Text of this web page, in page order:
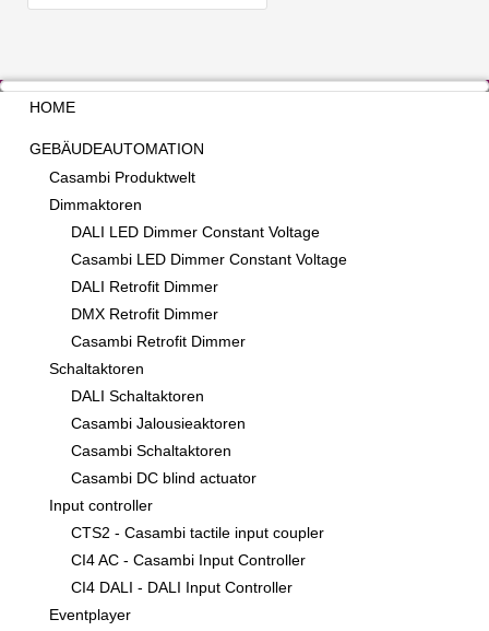
HOME
GEBÄUDEAUTOMATION
Casambi Produktwelt
Dimmaktoren
DALI LED Dimmer Constant Voltage
Casambi LED Dimmer Constant Voltage
DALI Retrofit Dimmer
DMX Retrofit Dimmer
Casambi Retrofit Dimmer
Schaltaktoren
DALI Schaltaktoren
Casambi Jalousieaktoren
Casambi Schaltaktoren
Casambi DC blind actuator
Input controller
CTS2 - Casambi tactile input coupler
CI4 AC - Casambi Input Controller
CI4 DALI - DALI Input Controller
Eventplayer